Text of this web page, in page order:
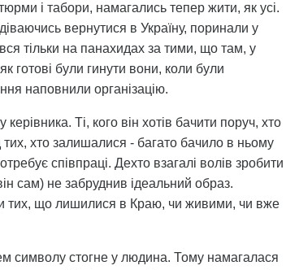
і табори, намагались тепер жити, як усі.
вернутися в Україну, поринали у
тільки на панахидах за тими, що там, у
готові були гинути вони, коли були
наповнили організацію.
Ті, кого він хотів бачити поруч, хто
тих, хто залишалися - багато бачило в ньому
співпраці. Дехто взагалі волів зробити
сам) не забруднив ідеальний образ.
тих, що лишилися в Краю, чи живими, чи вже
символу стогне у людина. Тому намагалася